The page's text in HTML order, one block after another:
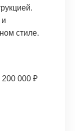
и
стиле.
000 ₽